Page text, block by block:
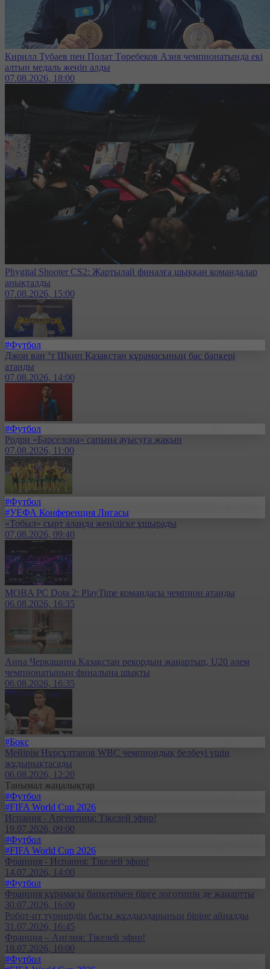
Кирилл Тубаев пен Полат Төребеков Азия чемпионатында екі
алтын медаль жеңіп алды
07.08.2026, 18:00
Phygital Shooter CS2: Жартылай финалға шыққан командалар
анықталды
07.08.2026, 15:00
#Футбол
Джон ван ’т Шкип Қазақстан құрамасының бас бапкері
атанды
07.08.2026, 14:00
#Футбол
Родри «Барселона» сапына ауысуға жақын
07.08.2026, 11:00
#Футбол
#УЕФА Конференция Лигасы
«Тобыл» сырт алаңда жеңіліске ұшырады
07.08.2026, 09:40
MOBA PC Dota 2: PlayTime командасы чемпион атанды
06.08.2026, 16:35
Анна Черкашина Қазақстан рекордын жаңартып, U20 әлем
чемпионатының финалына шықты
06.08.2026, 16:35
#Бокс
Мейірім Нұрсұлтанов WBC чемпиондық белбеуі үшін
жұдырықтасады
06.08.2026, 12:20
Танымал жаңалықтар
#Футбол
#FIFA World Cup 2026
Испания - Аргентина: Тікелей эфир!
19.07.2026, 09:00
#Футбол
#FIFA World Cup 2026
Франция - Испания: Тікелей эфир!
14.07.2026, 14:00
#Футбол
Франция құрамасы бапкерімен бірге логотипін де жаңартты
30.07.2026, 16:00
Робот-ит турнирдің басты жұлдыздарының біріне айналды
31.07.2026, 16:45
Франция – Англия: Тікелей эфир!
18.07.2026, 10:00
#Футбол